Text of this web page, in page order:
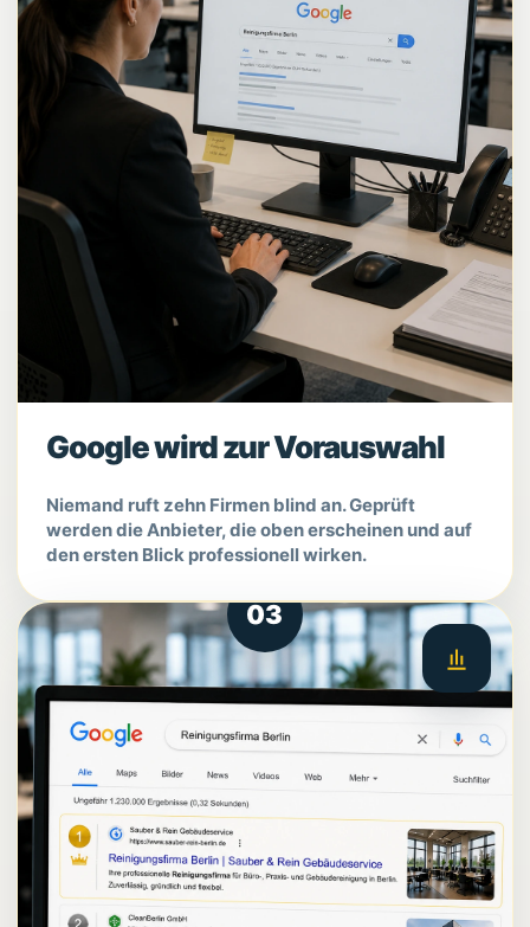
Google wird zur Vorauswahl
Niemand ruft zehn Firmen blind an. Geprüft
werden die Anbieter, die oben erscheinen und auf
den ersten Blick professionell wirken.
03